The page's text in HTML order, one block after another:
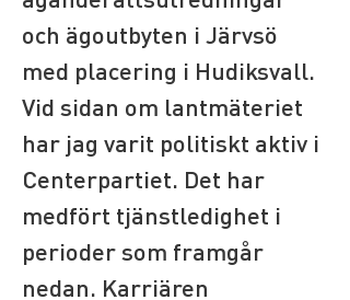
och ägoutbyten i Järvsö
med placering i Hudiksvall.
Vid sidan om lantmäteriet
har jag varit politiskt aktiv i
Centerpartiet. Det har
medfört tjänstledighet i
perioder som framgår
nedan. Karriären